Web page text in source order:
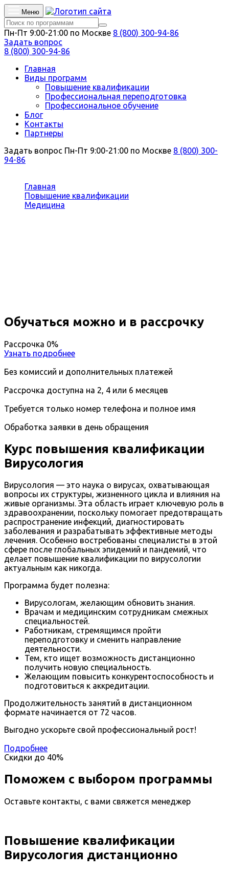
Меню
Пн-Пт 9:00-21:00 по Москве 8 (800) 300-94-86
Задать вопрос
8 (800) 300-94-86
Главная
Виды программ
Повышение квалификации
Профессиональная переподготовка
Профессиональное обучение
Блог
Контакты
Партнеры
Задать вопрос Пн-Пт 9:00-21:00 по Москве 8 (800) 300-
94-86
Главная
Повышение квалификации
Медицина
Обучаться можно и в рассрочку
Рассрочка 0%
Узнать подробнее
Без комиссий и дополнительных платежей
Рассрочка доступна на 2, 4 или 6 месяцев
Требуется только номер телефона и полное имя
Обработка заявки в день обращения
Курс повышения квалификации
Вирусология
Вирусология — это наука о вирусах, охватывающая
вопросы их структуры, жизненного цикла и влияния на
живые организмы. Эта область играет ключевую роль в
здравоохранении, поскольку помогает предотвращать
распространение инфекций, диагностировать
заболевания и разрабатывать эффективные методы
лечения. Особенно востребованы специалисты в этой
сфере после глобальных эпидемий и пандемий, что
делает повышение квалификации по вирусологии
актуальным как никогда.
Программа будет полезна:
Вирусологам, желающим обновить знания.
Врачам и медицинским сотрудникам смежных
специальностей.
Работникам, стремящимся пройти
переподготовку и сменить направление
деятельности.
Тем, кто ищет возможность дистанционно
получить новую специальность.
Желающим повысить конкурентоспособность и
подготовиться к аккредитации.
Продолжительность занятий в дистанционном
формате начинается от 72 часов.
Выгодно ускорьте свой профессиональный рост!
Подробнее
Скидки до 40%
Поможем с выбором программы
Оставьте контакты, с вами свяжется менеджер
Повышение квалификации
Вирусология дистанционно